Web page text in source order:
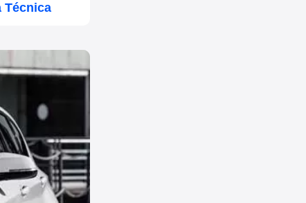
Técnica